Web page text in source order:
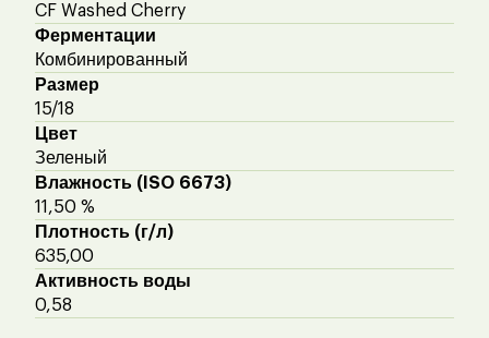
CF Washed Cherry
Ферментации
Комбинированный
Размер
15/18
Цвет
Зеленый
Влажность (ISO 6673)
11,50 %
Плотность (г/л)
635,00
Активность воды
0,58